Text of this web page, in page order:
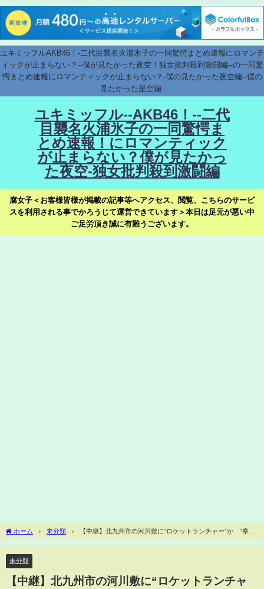
ユキミッフルAKB46！-二代目襲名火浦氷子の一同驚愕まとめ速報にロマンテ
ィックが止まらない？--僕が見たかった夜空！独女批判殺到激闘編--の一同驚
愕まとめ速報にロマンティックが止まらない？-僕の見たかった夜空編--僕の
見たかった星空編-
ユキミッフル--AKB46！--二代
目襲名火浦氷子の一同驚愕ま
とめ速報！にロマンティック
が止まらない？僕が見たかっ
た夜空-独女批判殺到激闘編
腐女子＜お客様皆様が掲載の記事等へアクセス、閲覧、こちらのサービ
スを利用される事でかろうじて運営できています＞本日は足元が悪い中
ご足労頂き誠に有難うございます。
ホーム 未分類
【中継】北九州市の河川敷に“ロケットランチャー”か “拳
銃”や“手りゅう弾”も 爆発物処理班も出動 ２０１２年にも住宅街で ／
未分類
【中継】北九州市の河川敷に“ロケットランチャ